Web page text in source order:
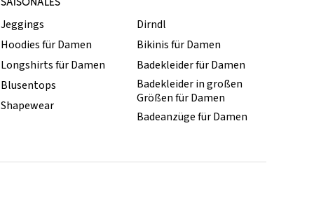
Jeggings
Hoodies für Damen
Longshirts für Damen
Blusentops
Shapewear
Dirndl
Bikinis für Damen
Badekleider für Damen
Badekleider in großen
Größen für Damen
Badeanzüge für Damen